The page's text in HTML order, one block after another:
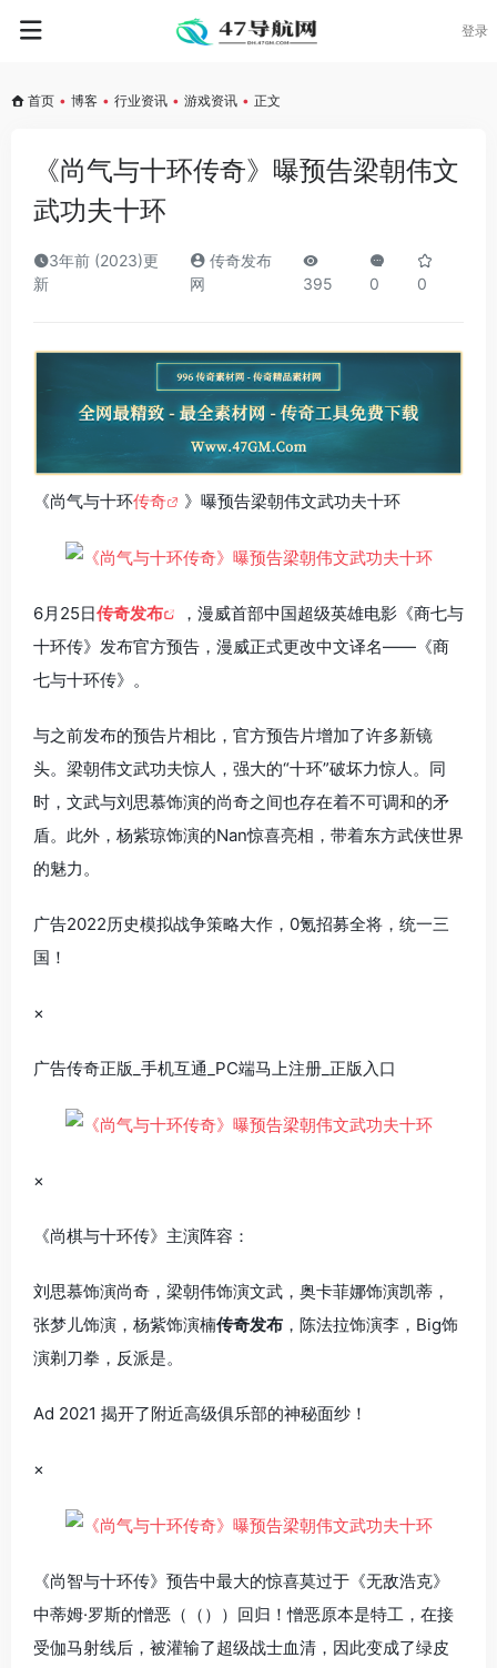
登录
首页 • 博客 • 行业资讯 • 游戏资讯 • 正文
《尚气与十环传奇》曝预告梁朝伟文
武功夫十环
3年前 (2023)更
新
传奇发布
网
395 0 0
《尚气与十环传奇 》曝预告梁朝伟文武功夫十环
6月25日传奇发布
，漫威首部中国超级英雄电影《商七与
十环传》发布官方预告，漫威正式更改中文译名——《商
七与十环传》。
与之前发布的预告片相比，官方预告片增加了许多新镜
头。梁朝伟文武功夫惊人，强大的“十环”破坏力惊人。同
时，文武与刘思慕饰演的尚奇之间也存在着不可调和的矛
盾。此外，杨紫琼饰演的Nan惊喜亮相，带着东方武侠世界
的魅力。
广告2022历史模拟战争策略大作，0氪招募全将，统一三
国！
×
广告传奇正版_手机互通_PC端马上注册_正版入口
×
《尚棋与十环传》主演阵容：
刘思慕饰演尚奇，梁朝伟饰演文武，奥卡菲娜饰演凯蒂，
张梦儿饰演，杨紫饰演楠传奇发布 ，陈法拉饰演李，Big饰
演剃刀拳，反派是。
Ad 2021 揭开了附近高级俱乐部的神秘面纱！
×
《尚智与十环传》预告中最大的惊喜莫过于《无敌浩克》
中蒂姆·罗斯的憎恶（（））回归！憎恶原本是特工，在接
受伽马射线后，被灌输了超级战士血清，因此变成了绿皮